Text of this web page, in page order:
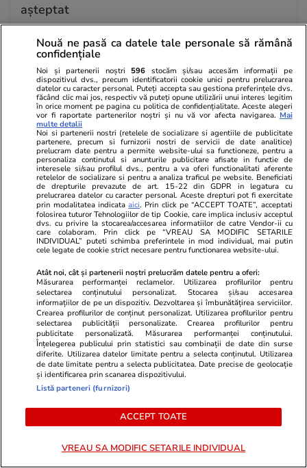
așteptat
Vacanțe și Cultură
De ce ajungem să ne cazăm tot mai târziu în
hoteluri și să plecăm tot mai devreme la
check-out: rolul pe care îl au taxele
suplimentare
Lifestyle 22:26
Un cuplu a vândut tot, s-a mutat pe o barcă, a
renunțat la curent și a redus cheltuielile cu
peste 1.000 de euro: „Nu ne-am mai întoarce
niciodată”
Citește mai multe
TRENDING
Fotbal 23:23
LIVE TEXT Spania – Argentina, finala CM 2026
/ Ibericii au dominat categoric prima repriză.
Yamal, pericolul numărul 1. Messi se lasă
așteptat
Nouă ne pasă ca datele tale personale să rămână
confidențiale
Noi și partenerii noștri 596 stocăm și/sau accesăm informații pe
dispozitivul dvs., precum identificatorii cookie unici pentru prelucrarea
datelor cu caracter personal. Puteți accepta sau gestiona preferințele dvs.
făcând clic mai jos, respectiv vă puteți opune utilizării unui interes legitim
în orice moment pe pagina cu politica de confidențialitate. Aceste alegeri
vor fi raportate partenerilor noștri și nu vă vor afecta navigarea. Mai
multe detalii
Noi si partenerii nostri (retelele de socializare si agentiile de publicitate
partenere, precum si furnizorii nostri de servicii de date analitice)
prelucram date pentru a permite website-ului sa functioneze, pentru a
personaliza continutul si anunturile publicitare afisate in functie de
interesele si/sau profilul dvs., pentru a va oferi functionalitati aferente
retelelor de socializare si pentru a analiza traficul pe website. Beneficiati
de drepturile prevazute de art. 15-22 din GDPR in legatura cu
prelucrarea datelor cu caracter personal. Aceste drepturi pot fi exercitate
prin modalitatea indicataaici. Prin click pe “ACCEPT TOATE”, acceptati
folosirea tuturor Tehnologiilor de tip Cookie, care implica inclusiv acceptul
dvs. cu privire la stocarea/accesarea informatiilor de catre Vendor-ii cu
care colaboram. Prin click pe “VREAU SA MODIFIC SETARILE
INDIVIDUAL” puteti schimba preferintele in mod individual, mai putin
cele legate de cookie strict necesare pentru functionarea website-ului.
Atât noi, cât și partenerii noștri prelucrăm datele pentru a oferi:
Măsurarea performanței reclamelor. Utilizarea profilurilor pentru
selectarea conținutului personalizat. Stocarea și/sau accesarea
informațiilor de pe un dispozitiv. Dezvoltarea și îmbunătățirea serviciilor.
Crearea profilurilor de conținut personalizat. Utilizarea profilurilor pentru
selectarea publicității personalizate. Crearea profilurilor pentru
publicitate personalizată. Măsurarea performanței conținutului.
Înțelegerea publicului prin statistici sau combinații de date din surse
diferite. Utilizarea datelor limitate pentru a selecta conținutul. Utilizarea
de date limitate pentru a selecta publicitatea. Date precise de geolocație
și identificarea prin scanarea dispozitivului.
Listă parteneri (furnizori)
ACCEPT TOATE
VREAU SA MODIFIC SETARILE INDIVIDUAL